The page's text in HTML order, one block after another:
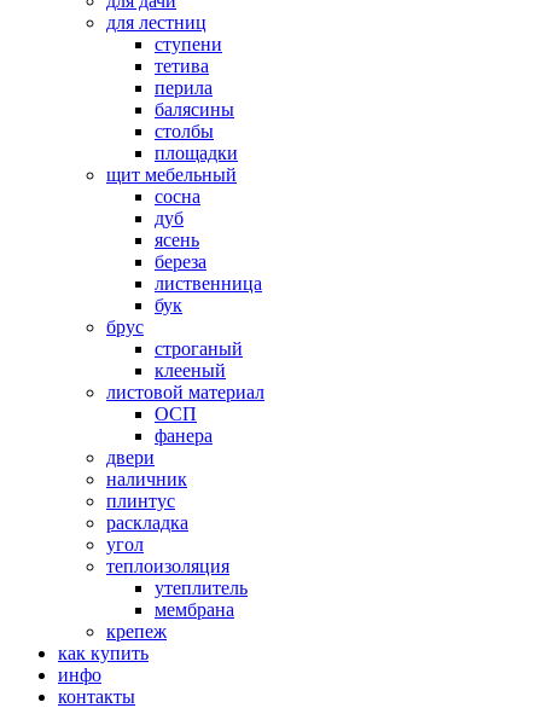
для лестниц
ступени
тетива
перила
балясины
столбы
площадки
щит мебельный
сосна
дуб
ясень
береза
лиственница
бук
брус
строганый
клееный
листовой материал
ОСП
фанера
двери
наличник
плинтус
раскладка
угол
теплоизоляция
утеплитель
мембрана
крепеж
как купить
инфо
контакты